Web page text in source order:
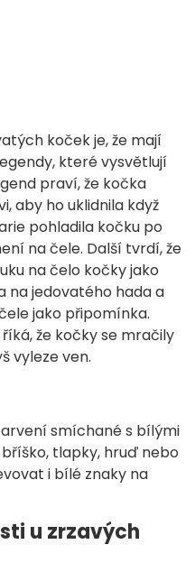
koček je, že mají
které vysvětlují
praví, že kočka
aby ho uklidnila když
pohladila kočku po
na čele. Další tvrdí, že
na čelo kočky jako
na jedovatého hada a
jako připomínka.
že kočky se mračily
vyleze ven.
smíchané s bílými
tlapky, hruď nebo
i bílé znaky na
u zrzavých